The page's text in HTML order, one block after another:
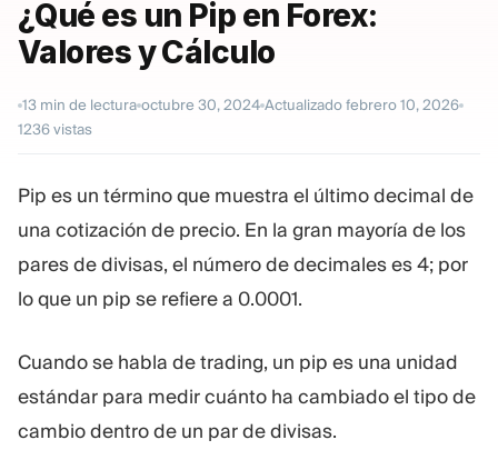
¿Qué es un Pip en Forex:
Valores y Cálculo
13 min de lectura octubre 30, 2024 Actualizadofebrero 10, 2026
1236vistas
Pip es un término que muestra el último decimal de
una cotización de precio. En la gran mayoría de los
pares de divisas, el número de decimales es 4; por
lo que un pip se refiere a 0.0001.
Cuando se habla de trading, un pip es una unidad
estándar para medir cuánto ha cambiado el tipo de
cambio dentro de un par de divisas.
Solución Llave En Mano
Forex / CFD
Opciones Binarias
Intercambio y
MÓDULOS
Plataforma De Trading Oficina De Soporte
Guía de marketing
Blog
Glosario
Sobre Nosotros
Equipo
Eventos